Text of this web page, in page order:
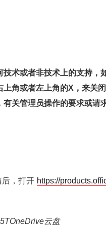
术或者非技术上的支持，
角或者左上角的X，来关
关管理员操作的要求或请
后，打开 https://
云盘